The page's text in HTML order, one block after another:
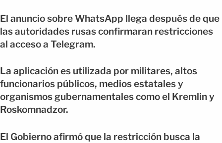
El anuncio sobre WhatsApp llega después de que
las autoridades rusas confirmaran restricciones
al acceso a Telegram.
La aplicación es utilizada por militares, altos
funcionarios públicos, medios estatales y
organismos gubernamentales como el Kremlin y
Roskomnadzor.
El Gobierno afirmó que la restricción busca la